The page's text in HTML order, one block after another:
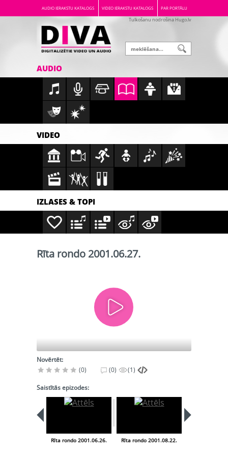
AUDIO IERAKSTU KATALOGS VIDEO IERAKSTU KATALOGS PAR PORTĀLU
Tulkošanu nodrošina Hugo.lv
AUDIO
VIDEO
IZLASES & TOPI
Rīta rondo 2001.06.27.
Novērtēt:
(0)
(0) (1)
Saistītās epizodes:
Rīta rondo 2001.06.26. Rīta rondo 2001.08.22.